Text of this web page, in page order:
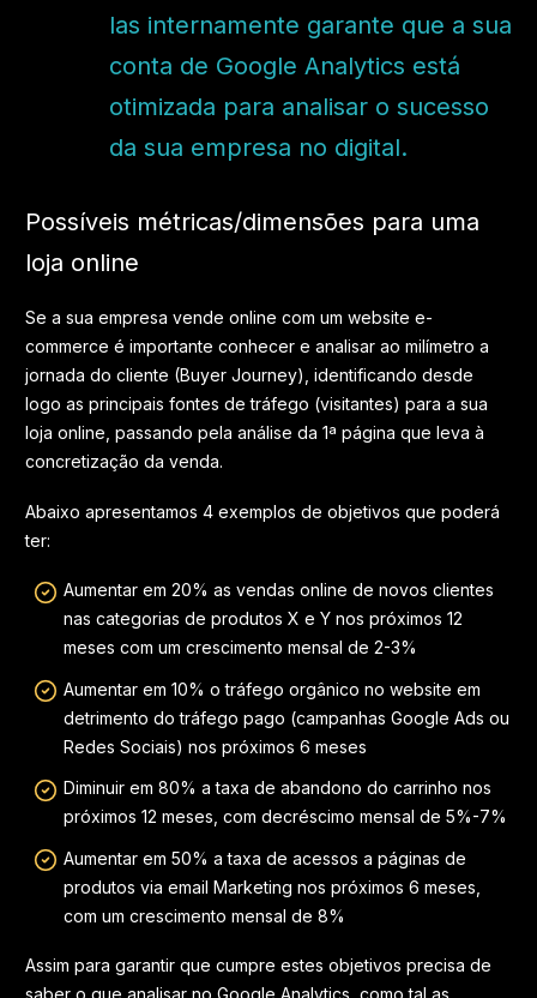
las internamente garante que a sua
conta de Google Analytics está
otimizada para analisar o sucesso
da sua empresa no digital.
Possíveis métricas/dimensões para uma
loja online
Se a sua empresa vende online com um website e-
commerce é importante conhecer e analisar ao milímetro a
jornada do cliente (Buyer Journey), identificando desde
logo as principais fontes de tráfego (visitantes) para a sua
loja online, passando pela análise da 1ª página que leva à
concretização da venda.
Abaixo apresentamos 4 exemplos de objetivos que poderá
ter:
Aumentar em 20% as vendas online de novos clientes
nas categorias de produtos X e Y nos próximos 12
meses com um crescimento mensal de 2-3%
Aumentar em 10% o tráfego orgânico no website em
detrimento do tráfego pago (campanhas Google Ads ou
Redes Sociais) nos próximos 6 meses
Diminuir em 80% a taxa de abandono do carrinho nos
próximos 12 meses, com decréscimo mensal de 5%-7%
Aumentar em 50% a taxa de acessos a páginas de
produtos via email Marketing nos próximos 6 meses,
com um crescimento mensal de 8%
Assim para garantir que cumpre estes objetivos precisa de